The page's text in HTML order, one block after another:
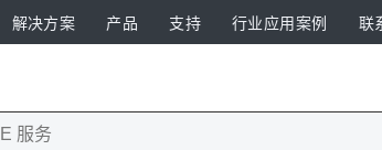
解决方案 产品 支持 行业应用案例 联